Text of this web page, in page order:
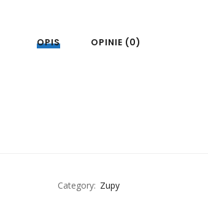
OPIS OPINIE (0)
Category: Zupy